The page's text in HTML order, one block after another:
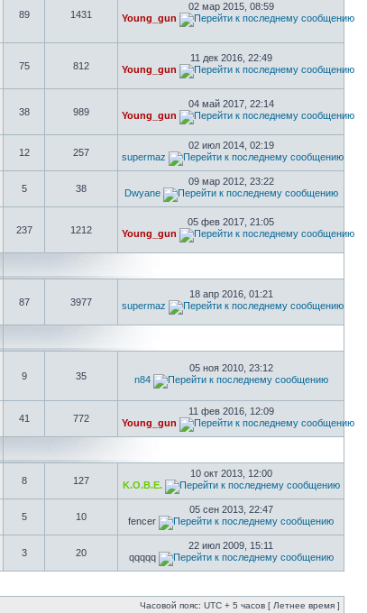
89 1431
02 мар 2015, 08:59
Young_gun
75 812
11 дек 2016, 22:49
Young_gun
38 989
04 май 2017, 22:14
Young_gun
12 257
02 июл 2014, 02:19
supermaz
5 38
09 мар 2012, 23:22
Dwyane
237 1212
05 фев 2017, 21:05
Young_gun
87 3977
18 апр 2016, 01:21
supermaz
9 35
05 ноя 2010, 23:12
n84
41 772
11 фев 2016, 12:09
Young_gun
8 127
10 окт 2013, 12:00
K.O.B.E.
5 10
05 сен 2013, 22:47
fencer
3 20
22 июл 2009, 15:11
qqqqq
Часовой пояс: UTC + 5 часов [ Летнее время ]